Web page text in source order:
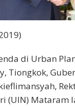
di Urban
Tiongkok,
(UIN) Mataram